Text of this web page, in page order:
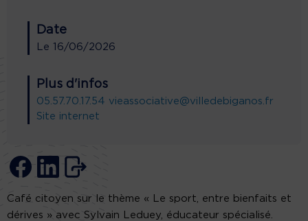
Date
Le 16/06/2026
Plus d'infos
05.57.70.17.54 vieassociative@villedebiganos.fr
Site internet
Café citoyen sur le thème « Le sport, entre bienfaits et
dérives » avec Sylvain Leduey, éducateur spécialisé.